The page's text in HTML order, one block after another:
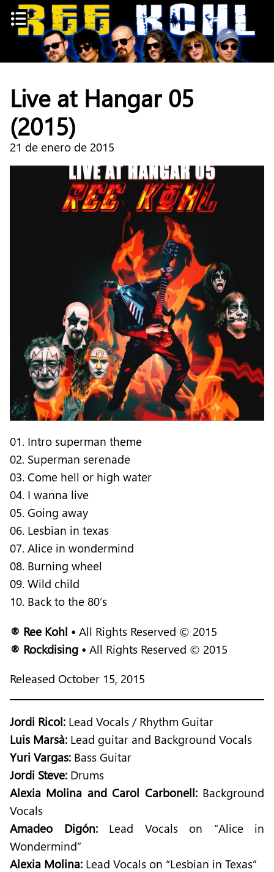
Skip
Live at Hangar 05
(2015)
21 de enero de 2015
01. Intro superman theme
02. Superman serenade
03. Come hell or high water
04. I wanna live
05. Going away
06. Lesbian in texas
07. Alice in wondermind
08. Burning wheel
09. Wild child
10. Back to the 80’s
® Ree Kohl • All Rights Reserved © 2015
® Rockdising • All Rights Reserved © 2015
Released October 15, 2015
Jordi Ricol: Lead Vocals / Rhythm Guitar
Luis Marsà: Lead guitar and Background Vocals
Yuri Vargas: Bass Guitar
Jordi Steve: Drums
Alexia Molina and Carol Carbonell:Background
Vocals
Amadeo Digón:Lead Vocals on “Alice in
Wondermind”
Alexia Molina: Lead Vocals on “Lesbian in Texas”